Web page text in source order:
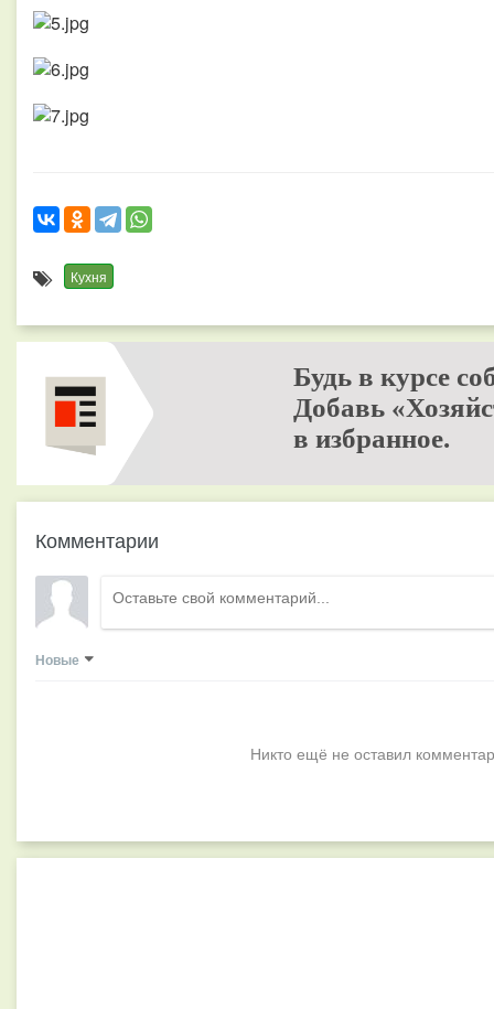
Кухня
Будь в курсе
Добавь
в избранное.
Комментарии
Новые
Никто ещё не оставил